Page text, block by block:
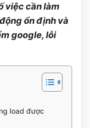
việc cần làm
ổn định và
google, lỗi
load được